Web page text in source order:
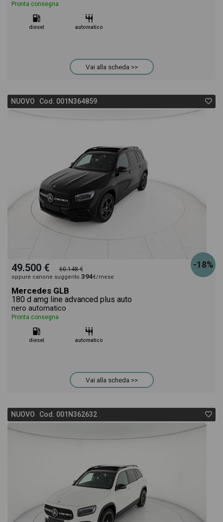
Pronta consegna
diesel automatico
Vai alla scheda >>
NUOVO Cod. 001N364859
-18%
49.500 € 60.148 €
oppure canone suggerito 394€/mese
Mercedes GLB
180 d amg line advanced plus auto
nero automatico
Pronta consegna
diesel automatico
Vai alla scheda >>
NUOVO Cod. 001N362632